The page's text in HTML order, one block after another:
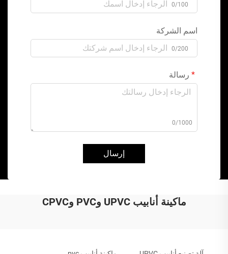
0/100
اسم الشركة
0/200
رسالة
0/1000
إرسال
ماكينة أنابيب UPVC وPVC وCPVC